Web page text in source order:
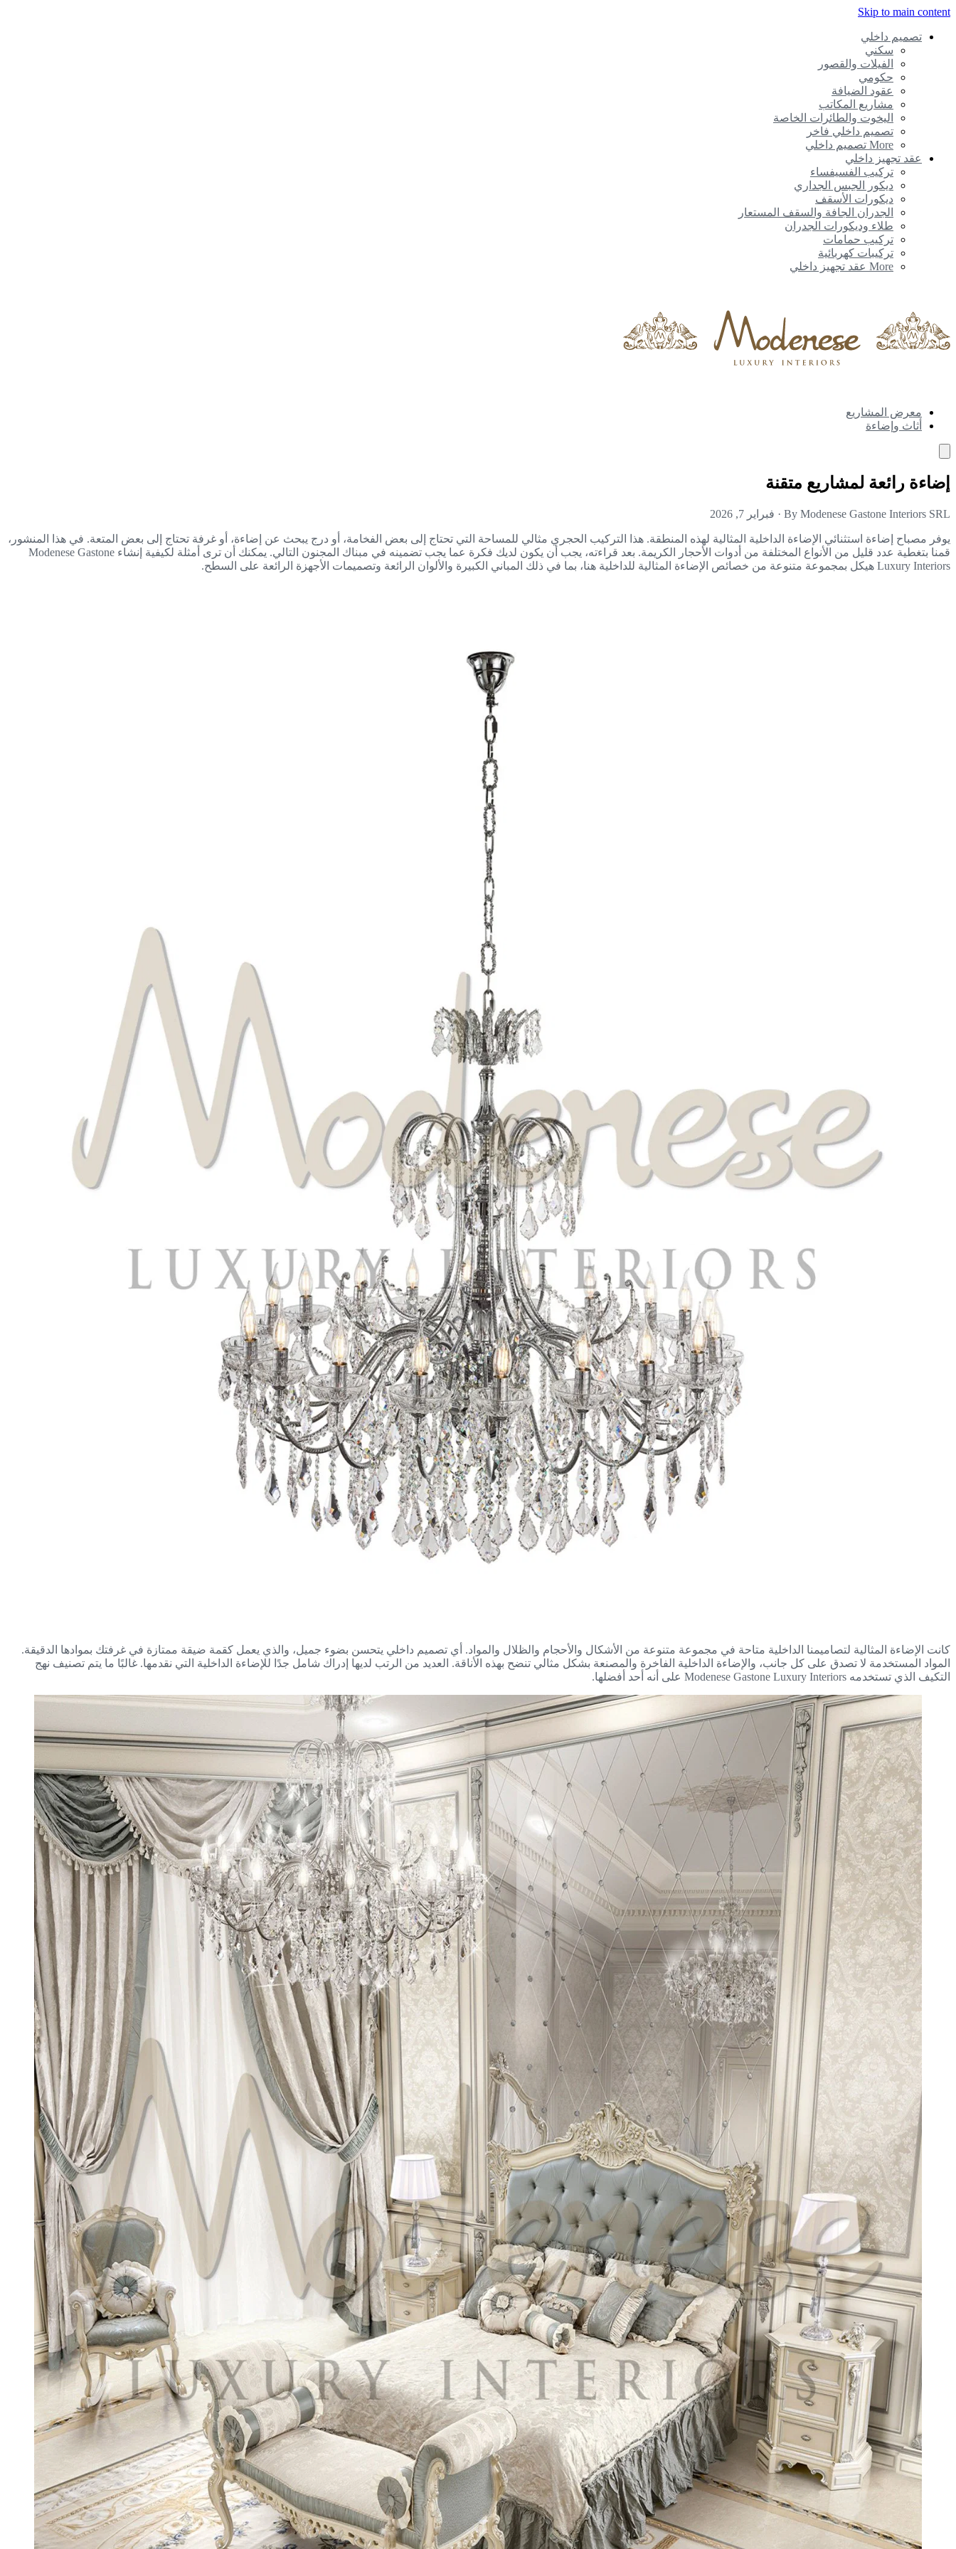
Skip to main content
تصميم داخلي
سكني
الفيلات والقصور
حكومي
عقود الضيافة
مشاريع المكاتب
اليخوت والطائرات الخاصة
تصميم داخلي فاخر
More تصميم داخلي
عقد تجهيز داخلي
تركيب الفسيفساء
ديكور الجبس الجداري
ديكورات الأسقف
الجدران الجافة والسقف المستعار
طلاء وديكورات الجدران
تركيب حمامات
تركيبات كهربائية
More عقد تجهيز داخلي
معرض المشاريع
أثاث وإضاءة
إضاءة رائعة لمشاريع متقنة
By Modenese Gastone Interiors SRL
· فبراير 7, 2026
يوفر مصباح إضاءة استثنائي الإضاءة الداخلية المثالية لهذه المنطقة. هذا التركيب الحجري مثالي للمساحة التي تحتاج إلى بعض الفخامة، أو درج يبحث عن إضاءة، أو غرفة تحتاج إلى بعض المتعة. في هذا المنشور،
قمنا بتغطية عدد قليل من الأنواع المختلفة من أدوات الأحجار الكريمة. بعد قراءته، يجب أن يكون لديك فكرة عما يجب تضمينه في مبناك المجنون التالي. يمكنك أن ترى أمثلة لكيفية إنشاء Modenese Gastone
Luxury Interiors هيكل بمجموعة متنوعة من خصائص الإضاءة المثالية للداخلية هنا، بما في ذلك المباني الكبيرة والألوان الرائعة وتصميمات الأجهزة الرائعة على السطح.
كانت الإضاءة المثالية لتصاميمنا الداخلية متاحة في مجموعة متنوعة من الأشكال والأحجام والظلال والمواد. أي تصميم داخلي يتحسن بضوء جميل، والذي يعمل كقمة ضيقة ممتازة في غرفتك بموادها الدقيقة.
المواد المستخدمة لا تصدق على كل جانب، والإضاءة الداخلية الفاخرة والمصنعة بشكل مثالي تنضح بهذه الأناقة. العديد من الرتب لديها إدراك شامل جدًا للإضاءة الداخلية التي نقدمها. غالبًا ما يتم تصنيف نهج
التكيف الذي تستخدمه Modenese Gastone Luxury Interiors على أنه أحد أفضلها.